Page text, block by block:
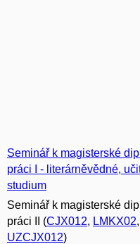
Seminář k magisterské
práci I - literárněvědné,
studium
Seminář k magisterské
práci II (CJX012, LMKX02,
UZCJX012)